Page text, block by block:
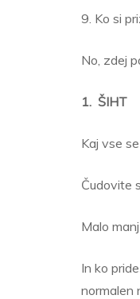
9. Ko si
No, zdej
1. ŠIHT
Kaj vse
Čudovite
Malo
In ko
normalen